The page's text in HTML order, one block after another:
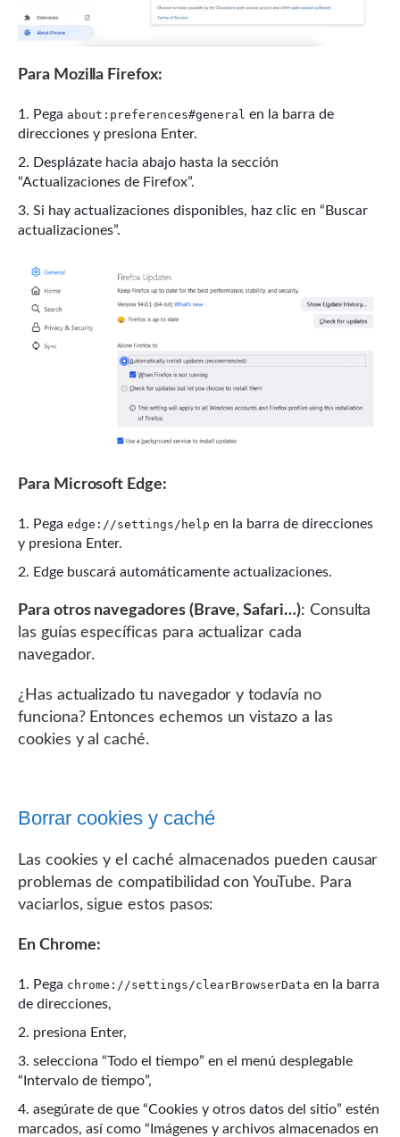
Para Mozilla Firefox:
Pega about:preferences#general en la barra de
direcciones y presiona Enter.
Desplázate hacia abajo hasta la sección
“Actualizaciones de Firefox”.
Si hay actualizaciones disponibles, haz clic en “Buscar
actualizaciones”.
Para Microsoft Edge:
Pega edge://settings/help en la barra de direcciones
y presiona Enter.
Edge buscará automáticamente actualizaciones.
Para otros navegadores (Brave, Safari…): Consulta
las guías específicas para actualizar cada
navegador.
¿Has actualizado tu navegador y todavía no
funciona? Entonces echemos un vistazo a las
cookies y al caché.
Borrar cookies y caché
Las cookies y el caché almacenados pueden causar
problemas de compatibilidad con YouTube. Para
vaciarlos, sigue estos pasos:
En Chrome:
Pega chrome://settings/clearBrowserData en la barra
de direcciones,
presiona Enter,
selecciona “Todo el tiempo” en el menú desplegable
“Intervalo de tiempo”,
asegúrate de que “Cookies y otros datos del sitio” estén
marcados, así como “Imágenes y archivos almacenados en